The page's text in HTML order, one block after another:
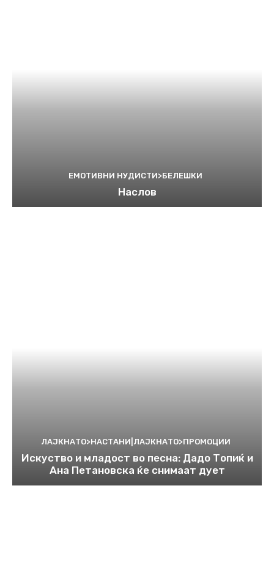
ЕМОТИВНИ НУДИСТИ>БЕЛЕШКИ
Наслов
ЛАЈКНАТО>НАСТАНИ|ЛАЈКНАТО>ПРОМОЦИИ
Искуство и младост во песна: Дадо Топиќ и
Ана Петановска ќе снимаат дует